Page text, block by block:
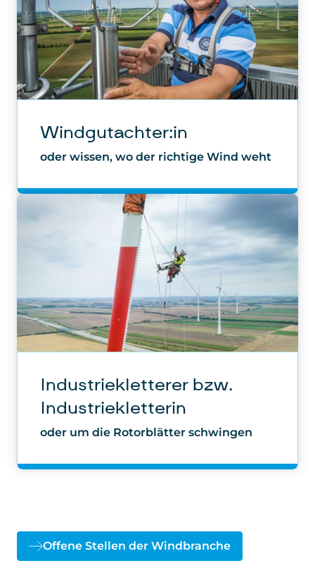
Windgutachter:in
oder wissen, wo der richtige Wind weht
Industriekletterer bzw.
Industriekletterin
oder um die Rotorblätter schwingen